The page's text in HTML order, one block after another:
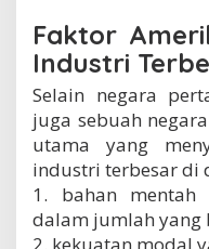
a
n
Faktor
Industri
Selain negara
juga sebuah
utama yang
industri terbesar di
1. bahan
dalam jumlah yang
2. kekuatan modal